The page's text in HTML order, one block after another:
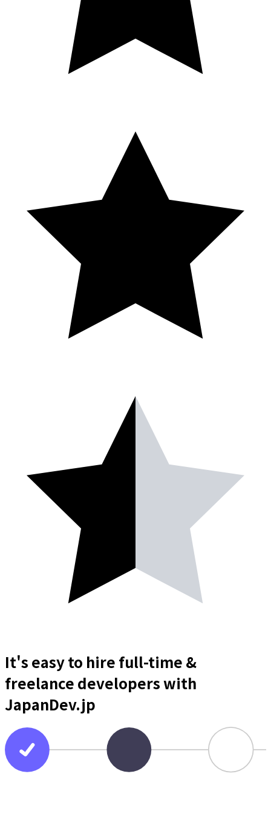
It's easy to hire full-time &
freelance developerswith
JapanDev.jp